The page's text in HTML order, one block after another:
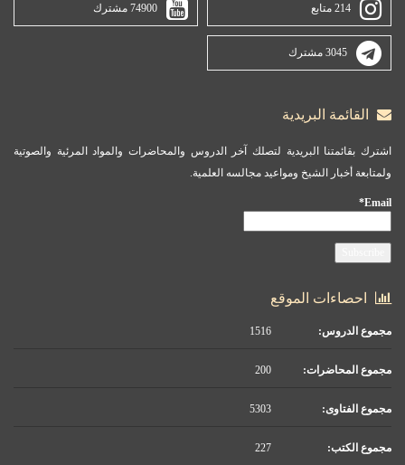
214 متابع 74900 مشترك
3045 مشترك
القائمة البريدية
اشترك بقائمتنا البريدية لتصلك آخر الدروس والمحاضرات والمواد المرئية والصوتية
ولمتابعة أخبار الشيخ ومواعيد مجالسه العلمية.
Email*
احصاءات الموقع
مجموع الدروس:
مجموع المحاضرات:
مجموع الفتاوى:
مجموع الكتب: